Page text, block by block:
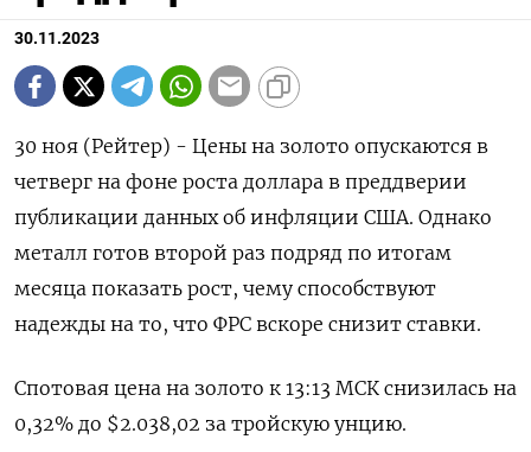
30.11.2023
30 ноя (Рейтер) - Цены на золото опускаются в
четверг на фоне роста доллара в преддверии
публикации данных об инфляции США. Однако
металл готов второй раз подряд по итогам
месяца показать рост, чему способствуют
надежды на то, что ФРС вскоре снизит ставки.
Спотовая цена на золото к 13:13 МСК снизилась на
0,32% до $2.038,02​ за тройскую унцию.